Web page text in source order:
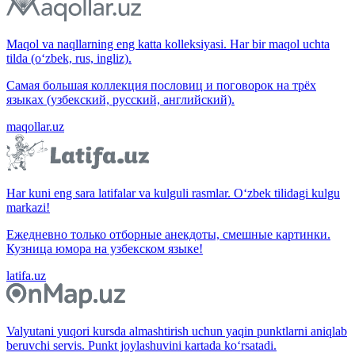
Maqol va naqllarning eng katta kolleksiyasi. Har bir maqol uchta
tilda (o‘zbek, rus, ingliz).
Самая большая коллекция пословиц и поговорок на трёх
языках (узбекский, русский, английский).
maqollar.uz
Har kuni eng sara latifalar va kulguli rasmlar. O‘zbek tilidagi kulgu
markazi!
Ежедневно только отборные анекдоты, смешные картинки.
Кузница юмора на узбекском языке!
latifa.uz
Valyutani yuqori kursda almashtirish uchun yaqin punktlarni aniqlab
beruvchi servis. Punkt joylashuvini kartada ko‘rsatadi.